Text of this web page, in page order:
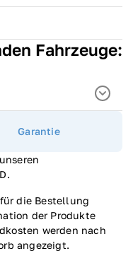
Fahrzeuge:
Garantie
die Bestellung
der Produkte
werden nach
angezeigt.